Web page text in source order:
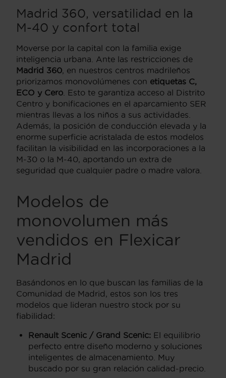
Madrid 360, versatilidad en la
M-40 y confort total
Moverse por la capital con la familia exige
inteligencia urbana. Ante las restricciones de
Madrid 360 , en nuestros centros madrileños
priorizamos monovolúmenes con etiquetas C,
ECO y Cero . Esto te garantiza acceso al Distrito
Centro y bonificaciones en el aparcamiento SER
mientras llevas a los niños a sus actividades.
Además, la posición de conducción elevada y la
enorme superficie acristalada de estos modelos
facilitan la visibilidad en las incorporaciones a la
M-30 o la M-40, aportando un extra de
seguridad que cualquier padre o madre valora.
Modelos de
monovolumen más
vendidos en Flexicar
Madrid
Basándonos en lo que buscan las familias de la
Comunidad de Madrid, estos son los tres
modelos que lideran nuestro stock por su
fiabilidad:
Renault Scenic / Grand Scenic: El equilibrio
perfecto entre diseño moderno y soluciones
inteligentes de almacenamiento. Muy
buscado por su gran relación calidad-precio.